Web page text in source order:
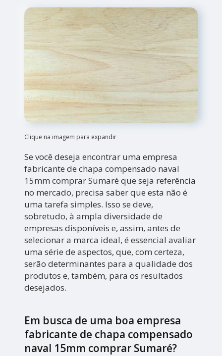
Clique na imagem para expandir
Se você deseja encontrar uma empresa
fabricante de chapa compensado naval
15mm comprar Sumaré que seja referência
no mercado, precisa saber que esta não é
uma tarefa simples. Isso se deve,
sobretudo, à ampla diversidade de
empresas disponíveis e, assim, antes de
selecionar a marca ideal, é essencial avaliar
uma série de aspectos, que, com certeza,
serão determinantes para a qualidade dos
produtos e, também, para os resultados
desejados.
Em busca de uma boa empresa
fabricante de chapa compensado
naval 15mm comprar Sumaré?